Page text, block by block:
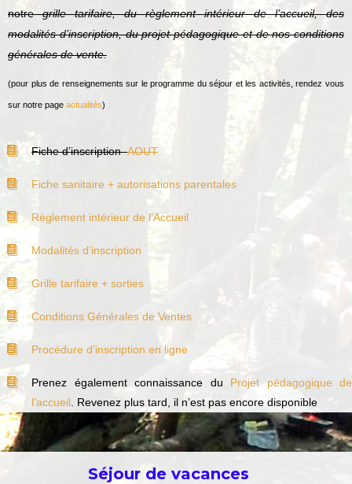
notregrille tarifaire, du règlement intérieur de l’accueil, des
modalités d’inscription, du projet pédagogique et de nos conditions
générales de vente.
(pour plus de renseignements sur le programme du séjour et les activités, rendez vous
sur notre page actualités)
Fiche d’inscriptionAOUT
Fiche sanitaire + autorisations parentales
Règlement intérieur de l’Accueil
Modalités d’inscription
Grille tarifaire + sorties
Conditions Générales de Ventes
Procédure d’inscription en ligne
Prenez également connaissance du Projet pédagogique de
l’accueil . Revenez plus tard, il n’est pas encore disponible
Séjour de vacances